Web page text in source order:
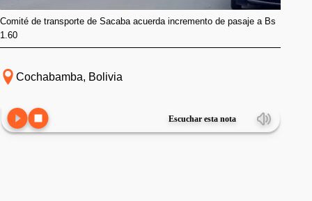
Comité de transporte de Sacaba acuerda incremento de pasaje a Bs
1.60
Cochabamba, Bolivia
Escuchar esta nota